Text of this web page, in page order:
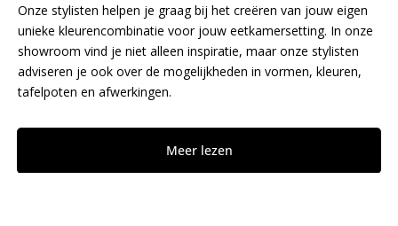
Onze stylisten helpen je graag bij het creëren van jouw eigen
unieke kleurencombinatie voor jouw eetkamersetting. In onze
showroom vind je niet alleen inspiratie, maar onze stylisten
adviseren je ook over de mogelijkheden in vormen, kleuren,
tafelpoten en afwerkingen.
Meer lezen